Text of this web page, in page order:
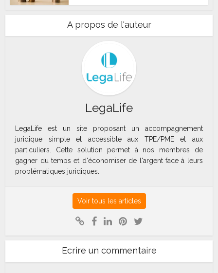
A propos de l'auteur
LegaLife
LegaLife est un site proposant un accompagnement
juridique simple et accessible aux TPE/PME et aux
particuliers. Cette solution permet à nos membres de
gagner du temps et d'économiser de l'argent face à leurs
problématiques juridiques.
Voir tous les articles
Ecrire un commentaire